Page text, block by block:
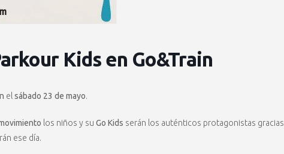
Kids en Go&Train
el sábado 23 de mayo.
los niños y su Go Kids serán los auténticos protagonistas gracias
ese día.